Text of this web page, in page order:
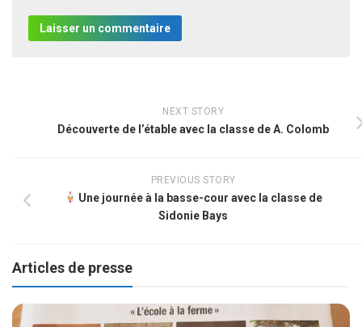
NEXT STORY
Découverte de l’étable avec la classe de A. Colomb
PREVIOUS STORY
Une journée à la basse-cour avec la classe de
Sidonie Bays
Articles de presse